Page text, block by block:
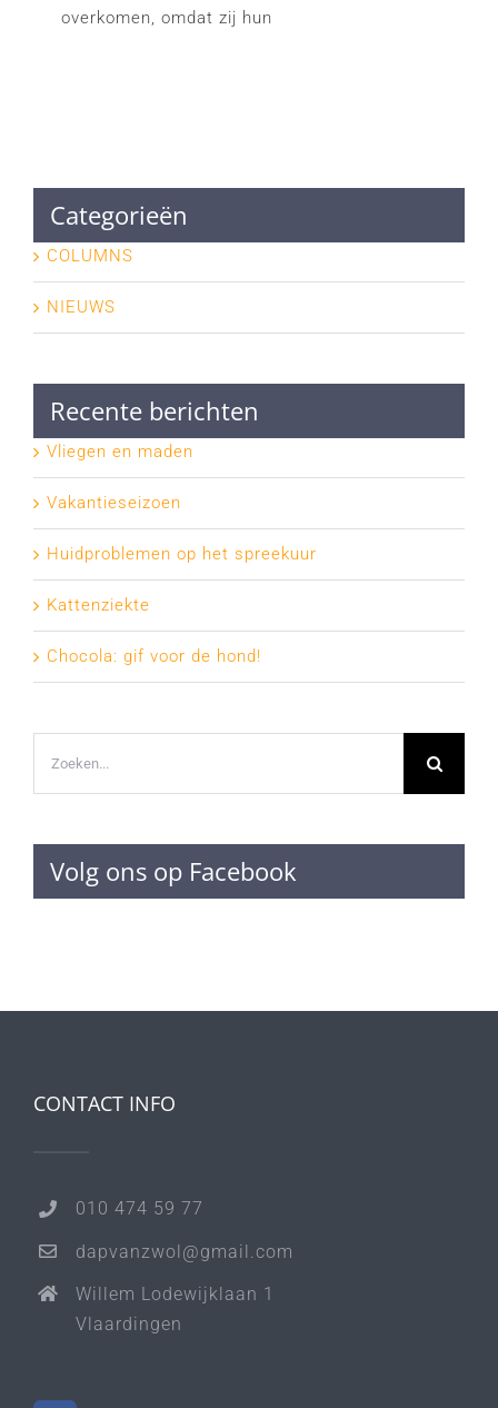
overkomen, omdat zij hun
Categorieën
COLUMNS
NIEUWS
Recente berichten
Vliegen en maden
Vakantieseizoen
Huidproblemen op het spreekuur
Kattenziekte
Chocola: gif voor de hond!
naar:
Volg ons op Facebook
CONTACT INFO
010 474 59 77
dapvanzwol@gmail.com
Willem Lodewijklaan 1
Vlaardingen